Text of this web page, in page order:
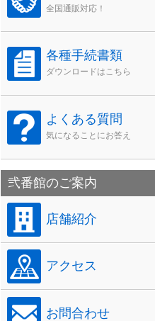
全国通販対応！
各種手続書類
ダウンロードはこちら
よくある質問
気になることにお答え
弐番館のご案内
店舗紹介
アクセス
お問合わせ